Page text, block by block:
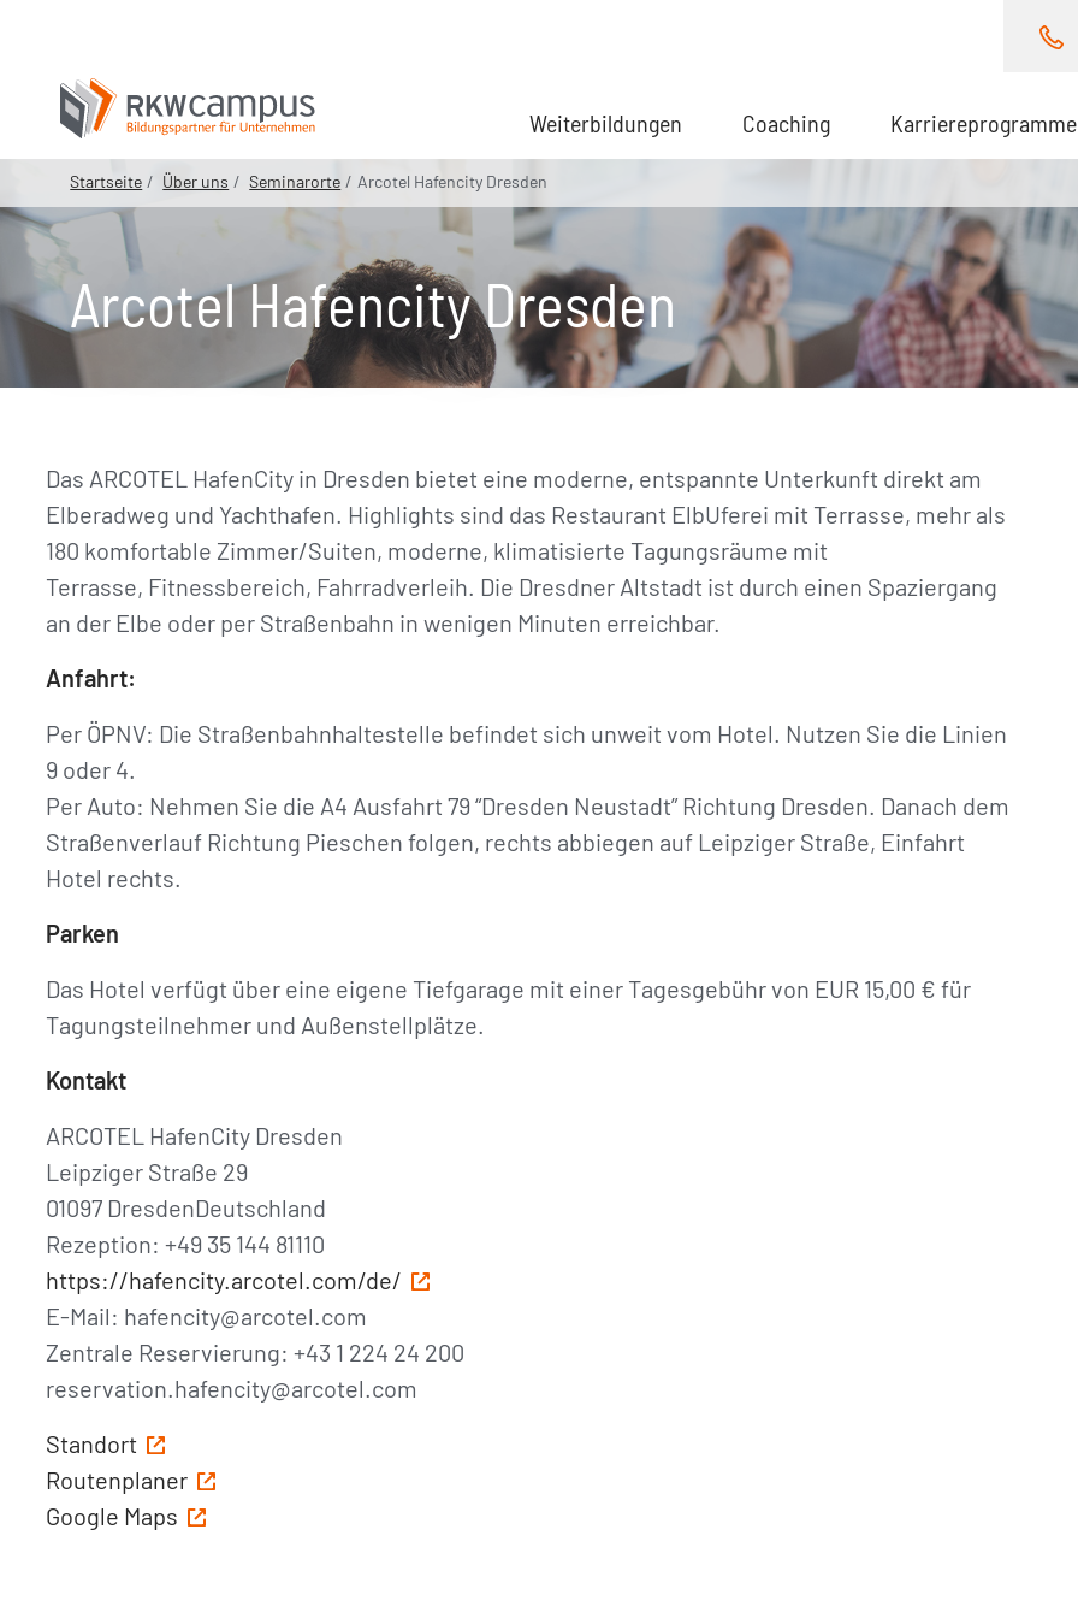
Weiterbildungen Coaching Karriereprogramme
Startseite Über uns Seminarorte Arcotel Hafencity Dresden
Arcotel Hafencity Dresden
Das ARCOTEL HafenCity in Dresden bietet eine moderne, entspannte Unterkunft direkt am
Elberadweg und Yachthafen. Highlights sind das Restaurant ElbUferei mit Terrasse, mehr als
180 komfortable Zimmer/Suiten, moderne, klimatisierte Tagungsräume mit
Terrasse, Fitnessbereich, Fahrradverleih. Die Dresdner Altstadt ist durch einen Spaziergang
an der Elbe oder per Straßenbahn in wenigen Minuten erreichbar.
Anfahrt:
Per ÖPNV: Die Straßenbahnhaltestelle befindet sich unweit vom Hotel. Nutzen Sie die Linien
9 oder 4.
Per Auto: Nehmen Sie die A4 Ausfahrt 79 “Dresden Neustadt” Richtung Dresden. Danach dem
Straßenverlauf Richtung Pieschen folgen, rechts abbiegen auf Leipziger Straße, Einfahrt
Hotel rechts.
Parken
Das Hotel verfügt über eine eigene Tiefgarage mit einer Tagesgebühr von EUR 15,00 € für
Tagungsteilnehmer und Außenstellplätze.
Kontakt
ARCOTEL HafenCity Dresden
Leipziger Straße 29
01097 DresdenDeutschland
Rezeption: +49 35 144 81110
https://hafencity.arcotel.com/de/
E-Mail: hafencity@arcotel.com
Zentrale Reservierung: +43 1 224 24 200
reservation.hafencity@arcotel.com
Standort
Routenplaner
Google Maps